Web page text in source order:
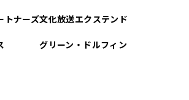
トナーズ文化放送エクステンド
グリーン・ドルフィン